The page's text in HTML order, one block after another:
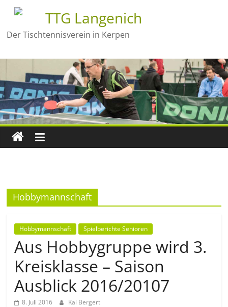
TTG Langenich
Der Tischtennisverein in Kerpen
Hobbymannschaft
Hobbymannschaft Spielberichte Senioren
Aus Hobbygruppe wird 3.
Kreisklasse – Saison
Ausblick 2016/20107
8. Juli 2016 Kai Bergert